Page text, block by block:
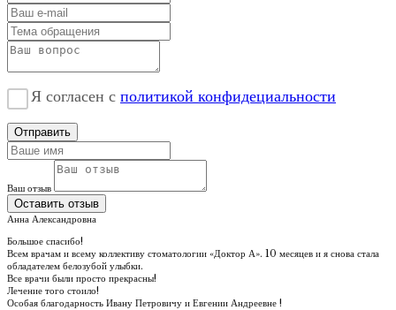
Я согласен с политикой конфидециальности
Отправить
Ваш отзыв
Оставить отзыв
Анна Александровна
Большое спасибо!
Всем врачам и всему коллективу стоматологии «Доктор А». 10 месяцев и я снова стала
обладателем белозубой улыбки.
Все врачи были просто прекрасны!
Лечение того стоило!
Особая благодарность Ивану Петровичу и Евгении Андреевне !